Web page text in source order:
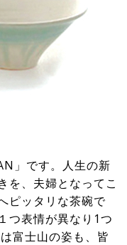
」です。人生の新
を、夫婦となってこ
ピッタリな茶碗で
つ表情が異なり1つ
富士山の姿も、皆